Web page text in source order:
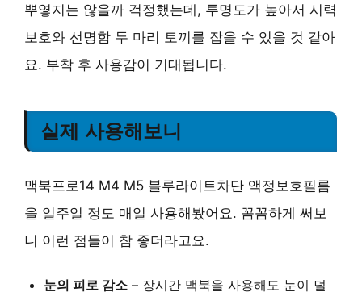
뿌옇지는 않을까 걱정했는데, 투명도가 높아서 시력
보호와 선명함 두 마리 토끼를 잡을 수 있을 것 같아
요. 부착 후 사용감이 기대됩니다.
실제 사용해보니
맥북프로14 M4 M5 블루라이트차단 액정보호필름
을 일주일 정도 매일 사용해봤어요. 꼼꼼하게 써보
니 이런 점들이 참 좋더라고요.
눈의 피로 감소 – 장시간 맥북을 사용해도 눈이 덜